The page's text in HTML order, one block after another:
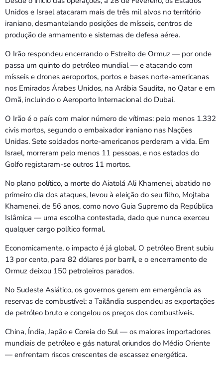
Unidos e Israel atacaram mais de três mil alvos no território
iraniano, desmantelando posições de mísseis, centros de
produção de armamento e sistemas de defesa aérea.
O Irão respondeu encerrando o Estreito de Ormuz — por onde
passa um quinto do petróleo mundial — e atacando com
mísseis e drones aeroportos, portos e bases norte-americanas
nos Emirados Árabes Unidos, na Arábia Saudita, no Qatar e em
Omã, incluindo o Aeroporto Internacional do Dubai.
O Irão é o país com maior número de vítimas: pelo menos 1.332
civis mortos, segundo o embaixador iraniano nas Nações
Unidas. Sete soldados norte-americanos perderam a vida. Em
Israel, morreram pelo menos 11 pessoas, e nos estados do
Golfo registaram-se outros 11 mortos.
No plano político, a morte do Aiatolá Ali Khamenei, abatido no
primeiro dia dos ataques, levou à eleição do seu filho, Mojtaba
Khamenei, de 56 anos, como novo Guia Supremo da República
Islâmica — uma escolha contestada, dado que nunca exerceu
qualquer cargo político formal.
Economicamente, o impacto é já global. O petróleo Brent subiu
13 por cento, para 82 dólares por barril, e o encerramento de
Ormuz deixou 150 petroleiros parados.
No Sudeste Asiático, os governos gerem em emergência as
reservas de combustível: a Tailândia suspendeu as exportações
de petróleo bruto e congelou os preços dos combustíveis.
China, Índia, Japão e Coreia do Sul — os maiores importadores
mundiais de petróleo e gás natural oriundos do Médio Oriente
— enfrentam riscos crescentes de escassez energética.